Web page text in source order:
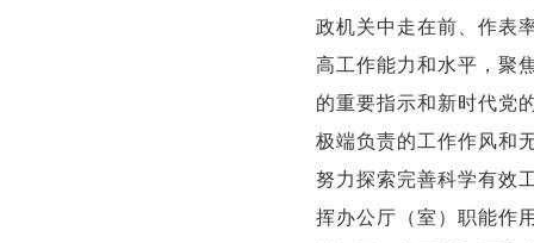
政机关中走在前、作表
高工作能力和水平，聚
的重要指示和新时代党
极端负责的工作作风和
努力探索完善科学有效
挥办公厅（室）职能作